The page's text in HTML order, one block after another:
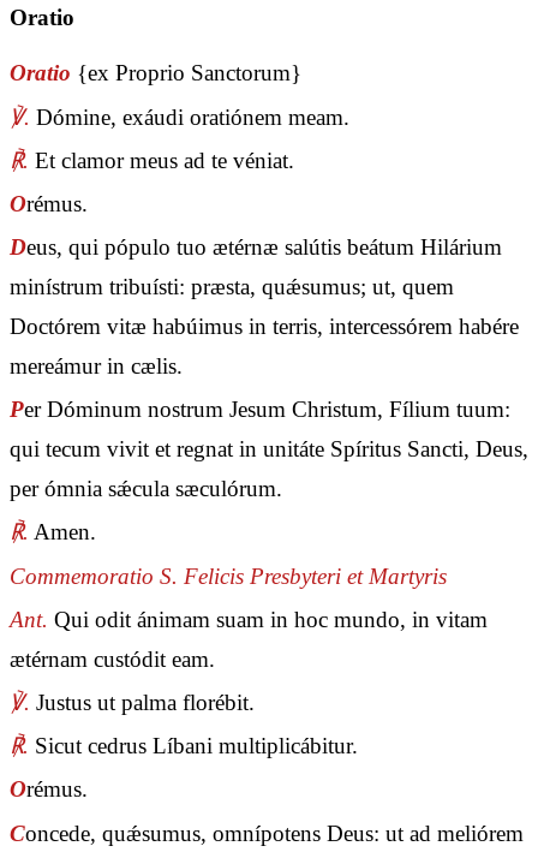
Oratio
Oratio {ex Proprio Sanctorum}
℣. Dómine, exáudi oratiónem meam.
℟. Et clamor meus ad te véniat.
Orémus.
Deus, qui pópulo tuo ætérnæ salútis beátum Hilárium
minístrum tribuísti: præsta, quǽsumus; ut, quem
Doctórem vitæ habúimus in terris, intercessórem habére
mereámur in cælis.
Per Dóminum nostrum Jesum Christum, Fílium tuum:
qui tecum vivit et regnat in unitáte Spíritus Sancti, Deus,
per ómnia sǽcula sæculórum.
℟. Amen.
Commemoratio S. Felicis Presbyteri et Martyris
Ant. Qui odit ánimam suam in hoc mundo, in vitam
ætérnam custódit eam.
℣. Justus ut palma florébit.
℟. Sicut cedrus Líbani multiplicábitur.
Orémus.
Concede, quǽsumus, omnípotens Deus: ut ad meliórem